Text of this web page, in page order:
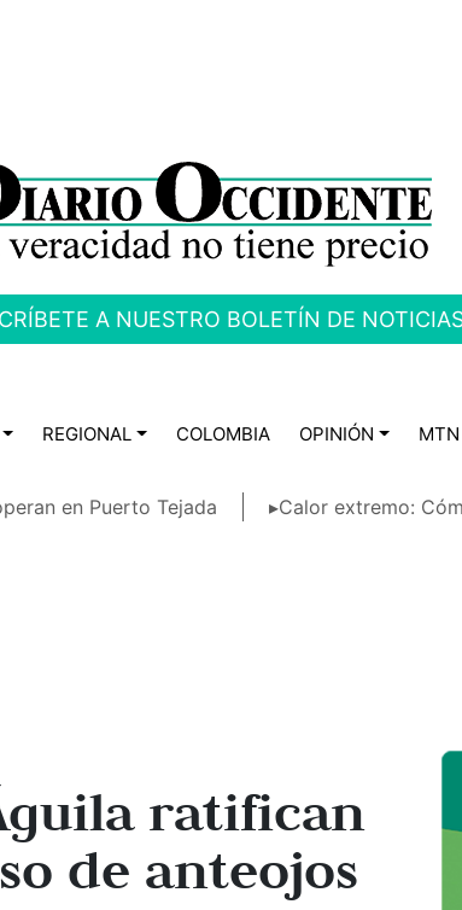
A NUESTRO BOLETÍN DE
REGIONAL COLOMBIA OPINIÓN MTN
en Puerto Tejada ▸Calor extremo:
ratifican
de anteojos